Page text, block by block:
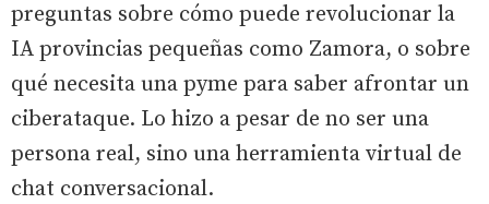
preguntas sobre cómo puede revolucionar la
IA provincias pequeñas como Zamora, o sobre
qué necesita una pyme para saber afrontar un
ciberataque. Lo hizo a pesar de no ser una
persona real, sino una herramienta virtual de
chat conversacional.